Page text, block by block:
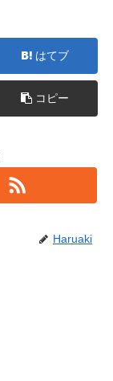
はてブ
コピー
Haruaki